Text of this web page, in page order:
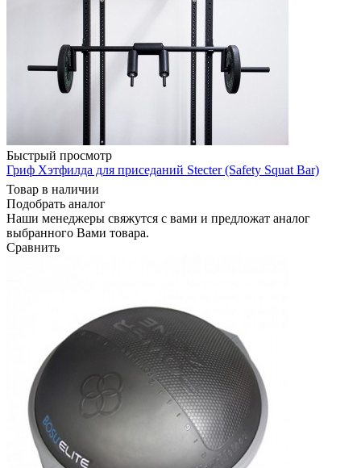
Быстрый просмотр
Гриф Хэтфилда для приседаний Stecter (Safety Squat Bar)
Товар в наличии
Подобрать аналог
Наши менеджеры свяжутся с вами и предложат аналог
выбранного Вами товара.
Сравнить